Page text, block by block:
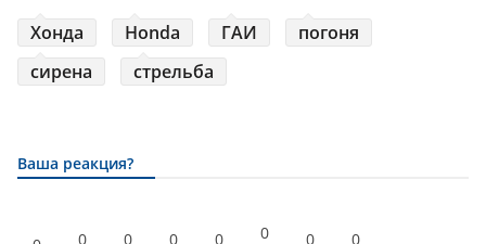
Хонда Honda ГАИ
погоня
сирена
стрельба
Ваша реакция?
0 0 0 0 0 0 0